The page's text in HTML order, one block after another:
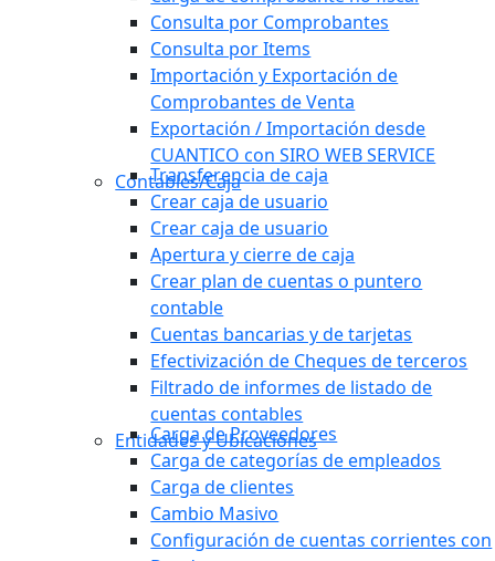
Consulta por Comprobantes
Consulta por Items
Importación y Exportación de
Comprobantes de Venta
Exportación / Importación desde
CUANTICO con SIRO WEB SERVICE
Contables/Caja
Transferencia de caja
Crear caja de usuario
Crear caja de usuario
Apertura y cierre de caja
Crear plan de cuentas o puntero
contable
Cuentas bancarias y de tarjetas
Efectivización de Cheques de terceros
Filtrado de informes de listado de
cuentas contables
Entidades y Ubicaciones
Carga de Proveedores
Carga de categorías de empleados
Carga de clientes
Cambio Masivo
Configuración de cuentas corrientes con